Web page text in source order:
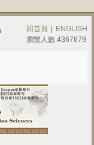
回首頁
ENGLISH
瀏覽人數:4367679